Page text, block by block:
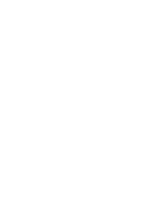
Google Workspace untuk